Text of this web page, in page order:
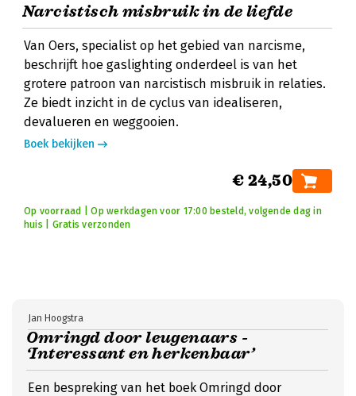
Narcistisch misbruik in de liefde
Van Oers, specialist op het gebied van narcisme,
beschrijft hoe gaslighting onderdeel is van het
grotere patroon van narcistisch misbruik in relaties.
Ze biedt inzicht in de cyclus van idealiseren,
devalueren en weggooien.
Boek bekijken
€ 24,50
Op voorraad | Op werkdagen voor 17:00 besteld, volgende dag in
huis | Gratis verzonden
Omringd door leugenaars -
‘Interessant en herkenbaar’
Jan Hoogstra
Een bespreking van het boek Omringd door